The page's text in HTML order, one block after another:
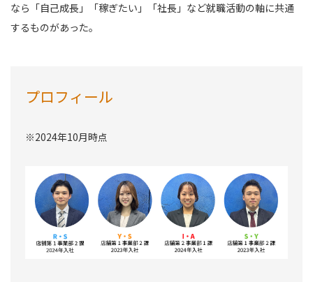
なら「自己成長」「稼ぎたい」「社長」など就職活動の軸に共通
するものがあった。
プロフィール
※2024年10月時点